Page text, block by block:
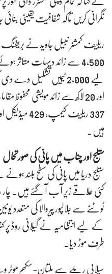
نگرانی کریں تاکہ شفافیت یقینی بنائی
ریلیف کمشنر نبیل جاوید نے
4,500 سے زائد دیہات
اور 20 لاکھ سے زائد مویشی
ہیں۔
ستلج اور چناب میں پانی کی صورتحال
ستلج دریا میں پانی کی سطح بلند
کئی علاقے زیرِ آب آ گئے ہیں۔ چار
ٹوٹنے سے جلالپور پیروالا کی متعدد
کے لیے انتظامیہ نے گیلانی روڈ پر
طرف موڑ دیا۔